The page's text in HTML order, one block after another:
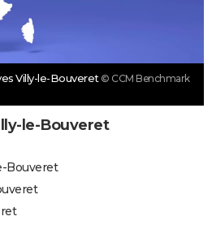
Villy-le-Bouveret © CCM Benchmark
le-Bouveret
Bouveret